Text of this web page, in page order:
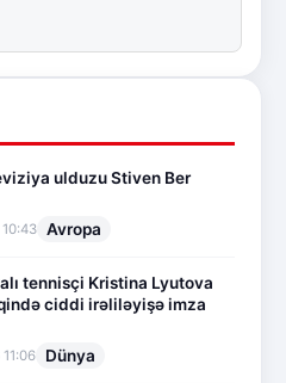
ulduzu Stiven Ber
Avropa
tennisçi Kristina Lyutova
ciddi irəliləyişə imza
Dünya